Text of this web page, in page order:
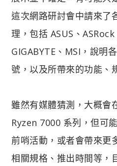
這次網路研討會中請來了
理，包括 ASUS、ASRock
GIGABYTE、MSI，說明
號，以及所帶來的功能、
雖然有媒體猜測，大概會
Ryzen 7000 系列，但可
前哨活動，或者會帶來更
相關規格、推出時間等，